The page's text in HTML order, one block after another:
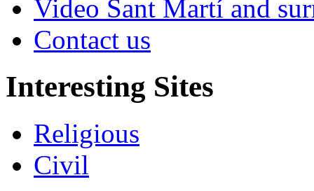
Video Sant Martí and
Contact us
Interesting Sites
Religious
Civil